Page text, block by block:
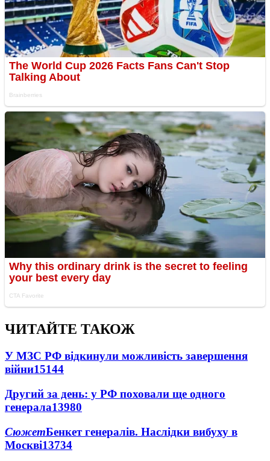
ЧИТАЙТЕ ТАКОЖ
У МЗС РФ відкинули можливість завершення
війни15144
Другий за день: у РФ поховали ще одного
генерала13980
СюжетБенкет генералів. Наслідки вибуху в
Москві13734